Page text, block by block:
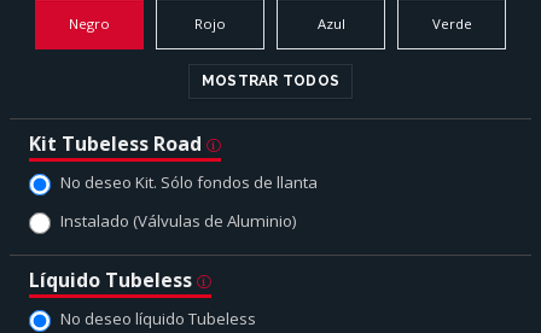
Negro Rojo Azul Verde
MOSTRAR TODOS
Kit Tubeless Road
No deseo Kit. Sólo fondos de llanta
Instalado (Válvulas de Aluminio)
Líquido Tubeless
No deseo líquido Tubeless